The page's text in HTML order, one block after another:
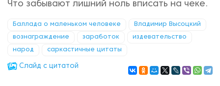
Что забывают лишний ноль вписать на чеке.
Баллада о маленьком человеке Владимир Высоцкий
вознаграждение заработок издевательство
народ саркастичные цитаты
Cлайд с цитатой